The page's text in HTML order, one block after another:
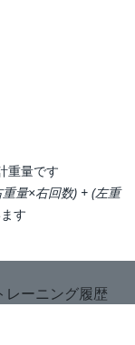
重量です
重量×右回数) + (左重
す
レーニング履歴